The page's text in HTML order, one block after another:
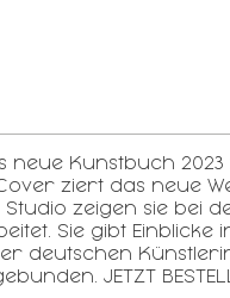
Kunstbuch 2023
ziert das neue
zeigen sie bei
Sie gibt Einblicke
deutschen
JETZT